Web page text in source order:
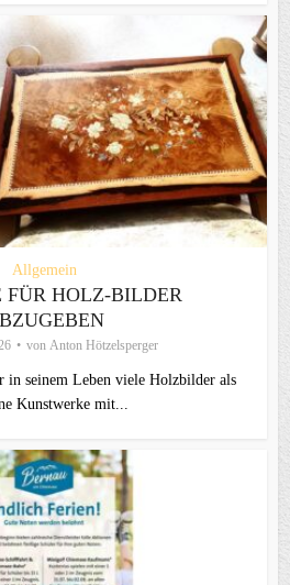
Allgemein
FÜR HOLZ-BILDER
von Anton Hötzelsperger
in seinem Leben viele Holzbilder als
Kunstwerke mit...